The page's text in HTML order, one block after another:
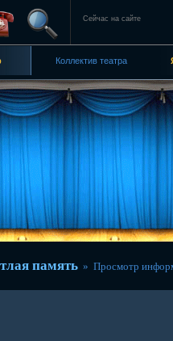
Сейчас на сайте
Коллектив театра
память » Просмотр